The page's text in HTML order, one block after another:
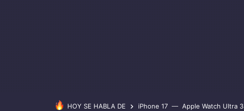
HOY SE HABLA DE iPhone 17 Apple Watch Ultra 3